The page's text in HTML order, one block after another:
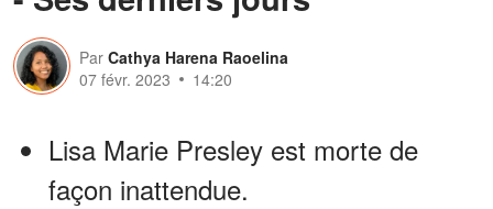
Par Cathya Harena Raoelina
07 févr. 2023
14:20
Lisa Marie Presley est morte de
façon inattendue.